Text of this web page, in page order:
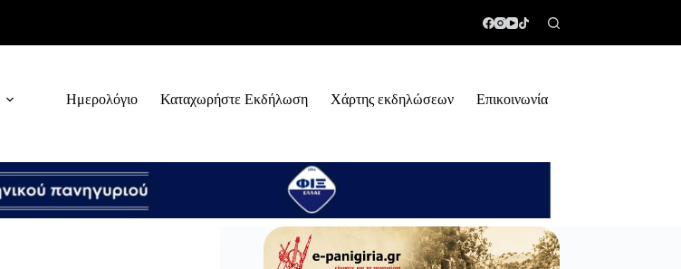
Ημερολόγιο Καταχωρήστε Εκδήλωση Χάρτης εκδηλώσεων Επικοινωνία